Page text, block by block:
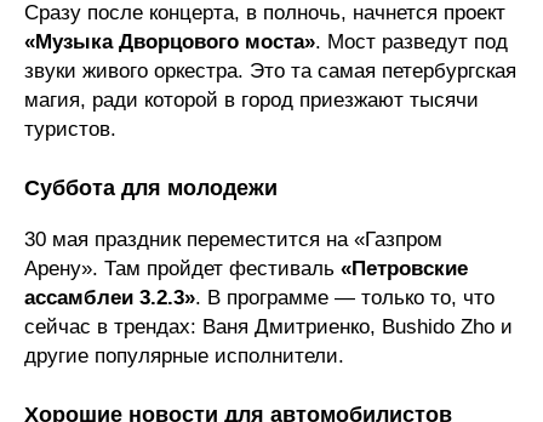
Сразу после концерта, в полночь, начнется проект
«Музыка Дворцового моста». Мост разведут под
звуки живого оркестра. Это та самая петербургская
магия, ради которой в город приезжают тысячи
туристов.
Суббота для молодежи
30 мая праздник переместится на «Газпром
Арену». Там пройдет фестиваль «Петровские
ассамблеи 3.2.3». В программе — только то, что
сейчас в трендах: Ваня Дмитриенко, Bushido Zho и
другие популярные исполнители.
Хорошие новости для автомобилистов